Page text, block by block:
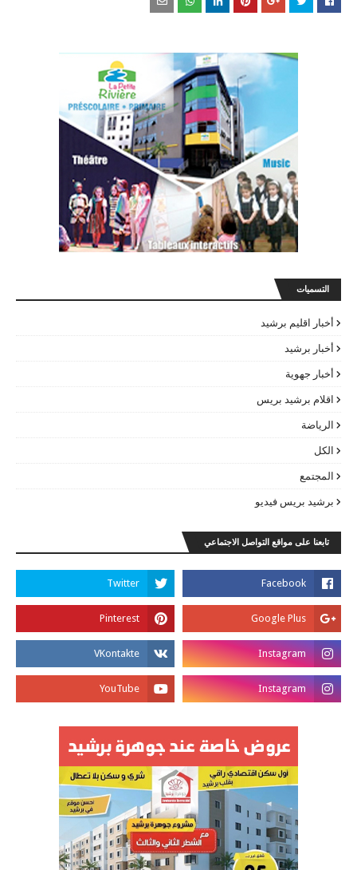
التسميات
أخبار اقليم برشيد
أخبار برشيد
أخبار جهوية
اقلام برشيد بريس
الرياضة
الكل
المجتمع
برشيد بريس فيديو
تابعنا على مواقع التواصل الاجتماعي